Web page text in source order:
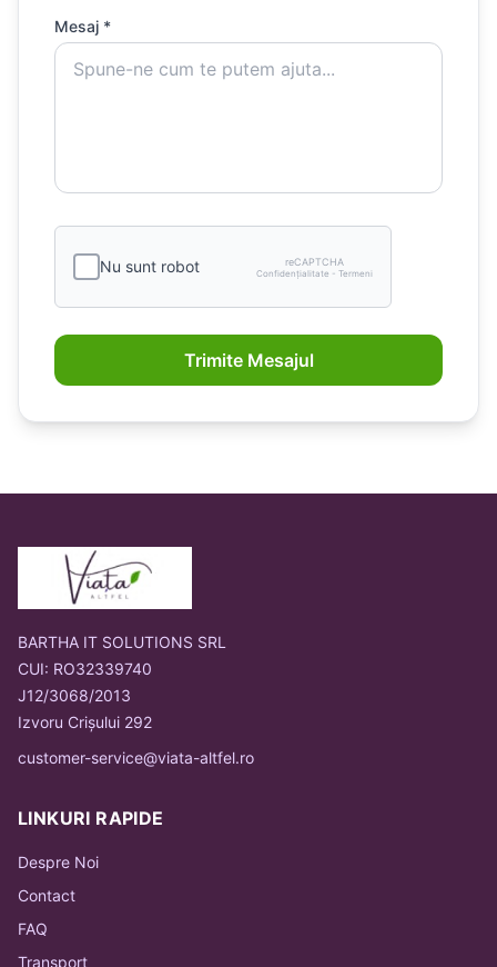
Mesaj *
Nu sunt robot reCAPTCHA
Confidențialitate - Termeni
Trimite Mesajul
BARTHA IT SOLUTIONS SRL
CUI: RO32339740
J12/3068/2013
Izvoru Crișului 292
customer-service@viata-altfel.ro
LINKURI RAPIDE
Despre Noi
Contact
FAQ
Transport